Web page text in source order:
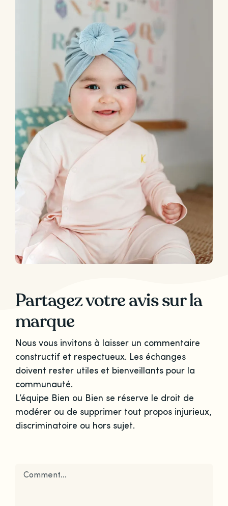
Partagez votre avis sur la
marque
Nous vous invitons à laisser un commentaire
constructif et respectueux. Les échanges
doivent rester utiles et bienveillants pour la
communauté.
L’équipe Bien ou Bien se réserve le droit de
modérer ou de supprimer tout propos injurieux,
discriminatoire ou hors sujet.
Comment